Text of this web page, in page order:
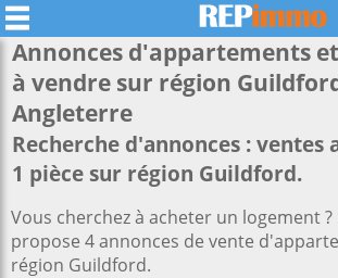
Annonces d'appartements
à vendre sur région
Angleterre
Recherche d'annonces :
1 pièce sur région Guildford.
Vous cherchez à acheter un logement
propose 4 annonces de vente
région Guildford.